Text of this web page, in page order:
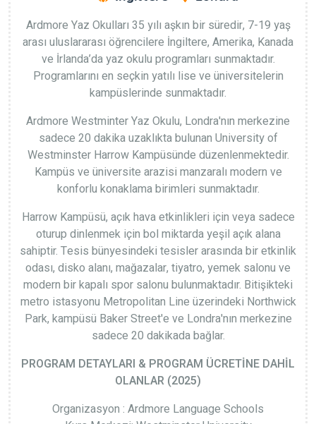
Ardmore Yaz Okulları 35 yılı aşkın bir süredir, 7-19 yaş
arası uluslararası öğrencilere İngiltere, Amerika, Kanada
ve İrlanda’da yaz okulu programları sunmaktadır.
Programlarını en seçkin yatılı lise ve üniversitelerin
kampüslerinde sunmaktadır.
Ardmore Westminter Yaz Okulu, Londra'nın merkezine
sadece 20 dakika uzaklıkta bulunan University of
Westminster Harrow Kampüsünde düzenlenmektedir.
Kampüs ve üniversite arazisi manzaralı modern ve
konforlu konaklama birimleri sunmaktadır.
Harrow Kampüsü, açık hava etkinlikleri için veya sadece
oturup dinlenmek için bol miktarda yeşil açık alana
sahiptir. Tesis bünyesindeki tesisler arasında bir etkinlik
odası, disko alanı, mağazalar, tiyatro, yemek salonu ve
modern bir kapalı spor salonu bulunmaktadır. Bitişikteki
metro istasyonu Metropolitan Line üzerindeki Northwick
Park, kampüsü Baker Street'e ve Londra'nın merkezine
sadece 20 dakikada bağlar.
PROGRAM DETAYLARI & PROGRAM ÜCRETİNE DAHİL
OLANLAR (2025)
Organizasyon : Ardmore Language Schools